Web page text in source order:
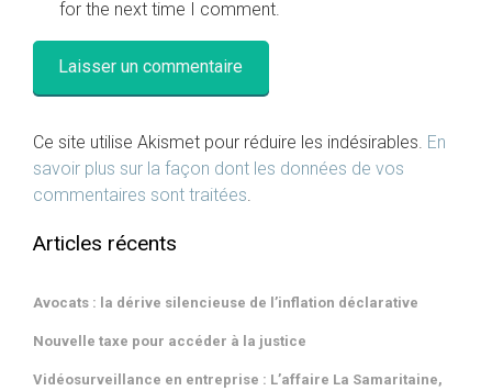
for the next time I comment.
Ce site utilise Akismet pour réduire les indésirables. En
savoir plus sur la façon dont les données de vos
commentaires sont traitées
Articles récents
Avocats : la dérive silencieuse de l’inflation déclarative
Nouvelle taxe pour accéder à la justice
Vidéosurveillance en entreprise : L’affaire La Samaritaine,